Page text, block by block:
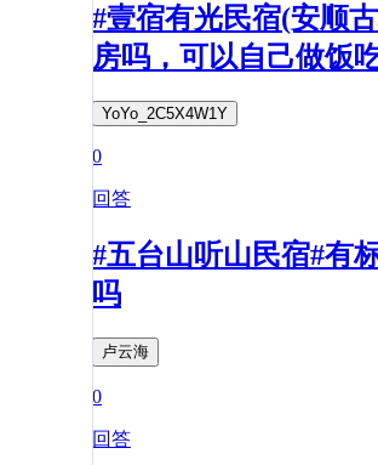
#壹宿有光民宿(安顺
房吗，可以自己做饭
YoYo_2C5X4W1Y
0
回答
#五台山听山民宿#有
吗
卢云海
0
回答